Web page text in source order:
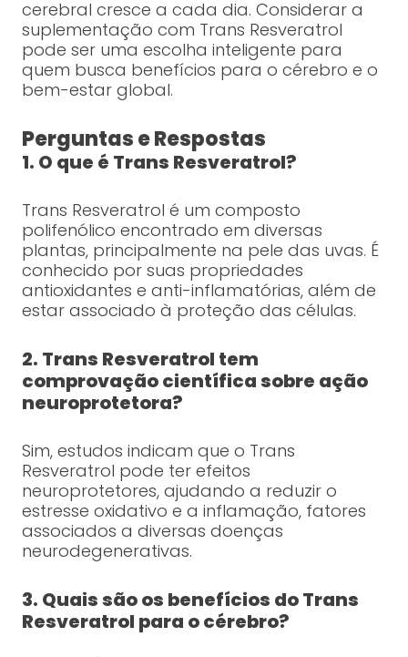
cerebral cresce a cada dia. Considerar a
suplementação com Trans Resveratrol
pode ser uma escolha inteligente para
quem busca benefícios para o cérebro e o
bem-estar global.
Perguntas e Respostas
1. O que é Trans Resveratrol?
Trans Resveratrol é um composto
polifenólico encontrado em diversas
plantas, principalmente na pele das uvas. É
conhecido por suas propriedades
antioxidantes e anti-inflamatórias, além de
estar associado à proteção das células.
2. Trans Resveratrol tem
comprovação científica sobre ação
neuroprotetora?
Sim, estudos indicam que o Trans
Resveratrol pode ter efeitos
neuroprotetores, ajudando a reduzir o
estresse oxidativo e a inflamação, fatores
associados a diversas doenças
neurodegenerativas.
3. Quais são os benefícios do Trans
Resveratrol para o cérebro?